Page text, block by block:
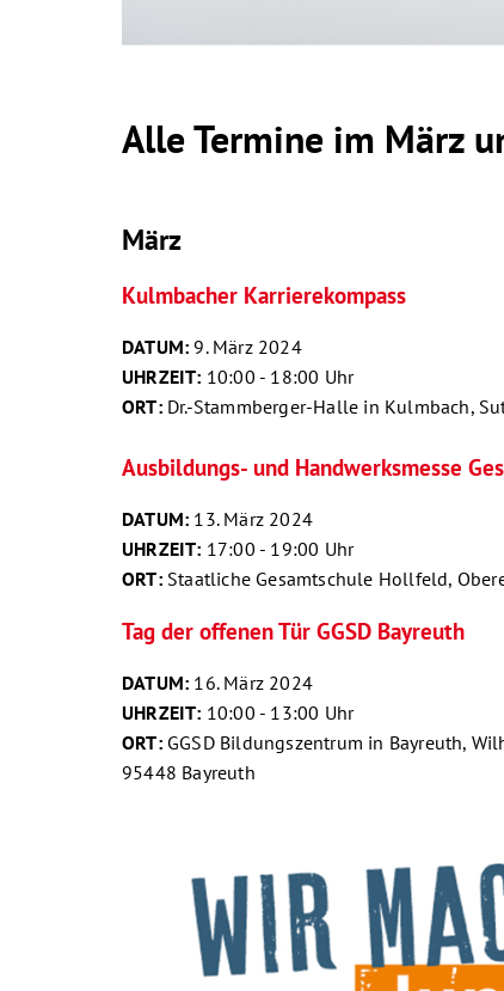
Alle Termine im März
März
Kulmbacher Karrierekompass
DATUM: 9. März 2024
UHRZEIT: 10:00 - 18:00 Uhr
ORT: Dr.-Stammberger-Halle in Kulmbach,
Ausbildungs- und Handwerksmesse
DATUM: 13. März 2024
UHRZEIT: 17:00 - 19:00 Uhr
ORT: Staatliche Gesamtschule Hollfeld,
Tag der offenen Tür GGSD Bayreuth
DATUM: 16. März 2024
UHRZEIT: 10:00 - 13:00 Uhr
ORT: GGSD Bildungszentrum in Bayreuth,
95448 Bayreuth